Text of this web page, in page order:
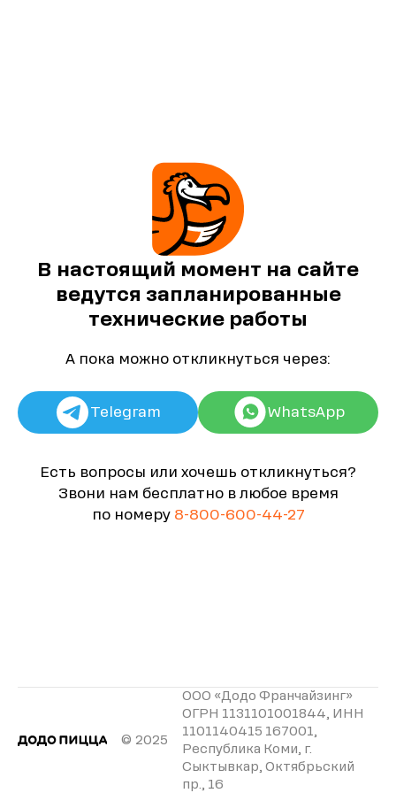
В настоящий момент на сайте
ведутся запланированные
технические работы
А пока можно откликнуться через:
Telegram WhatsApp
Есть вопросы или хочешь откликнуться?
Звони нам бесплатно в любое время
по номеру 8-800-600-44-27
© 2025
ООО «Додо Франчайзинг»
ОГРН 1131101001844, ИНН
1101140415 167001,
Республика Коми, г.
Сыктывкар, Октябрьский
пр., 16